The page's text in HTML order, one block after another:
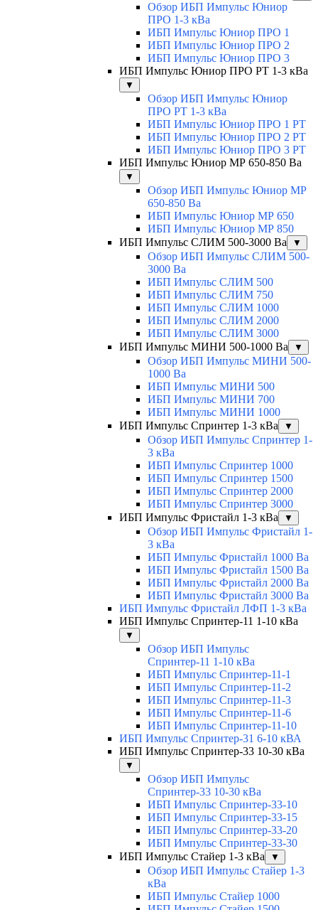
Обзор ИБП Импульс Юниор
ПРО 1-3 кВа
ИБП Импульс Юниор ПРО 1
ИБП Импульс Юниор ПРО 2
ИБП Импульс Юниор ПРО 3
ИБП Импульс Юниор ПРО РТ 1-3 кВа
▼
Обзор ИБП Импульс Юниор
ПРО РТ 1-3 кВа
ИБП Импульс Юниор ПРО 1 РТ
ИБП Импульс Юниор ПРО 2 РТ
ИБП Импульс Юниор ПРО 3 РТ
ИБП Импульс Юниор МР 650-850 Ва
▼
Обзор ИБП Импульс Юниор МР
650-850 Ва
ИБП Импульс Юниор МР 650
ИБП Импульс Юниор МР 850
ИБП Импульс СЛИМ 500-3000 Ва
▼
Обзор ИБП Импульс СЛИМ 500-
3000 Ва
ИБП Импульс СЛИМ 500
ИБП Импульс СЛИМ 750
ИБП Импульс СЛИМ 1000
ИБП Импульс СЛИМ 2000
ИБП Импульс СЛИМ 3000
ИБП Импульс МИНИ 500-1000 Ва
▼
Обзор ИБП Импульс МИНИ 500-
1000 Ва
ИБП Импульс МИНИ 500
ИБП Импульс МИНИ 700
ИБП Импульс МИНИ 1000
ИБП Импульс Спринтер 1-3 кВа
▼
Обзор ИБП Импульс Спринтер 1-
3 кВа
ИБП Импульс Спринтер 1000
ИБП Импульс Спринтер 1500
ИБП Импульс Спринтер 2000
ИБП Импульс Спринтер 3000
ИБП Импульс Фристайл 1-3 кВа
▼
Обзор ИБП Импульс Фристайл 1-
3 кВа
ИБП Импульс Фристайл 1000 Ва
ИБП Импульс Фристайл 1500 Ва
ИБП Импульс Фристайл 2000 Ва
ИБП Импульс Фристайл 3000 Ва
ИБП Импульс Фристайл ЛФП 1-3 кВа
ИБП Импульс Спринтер-11 1-10 кВа
▼
Обзор ИБП Импульс
Спринтер-11 1-10 кВа
ИБП Импульс Спринтер-11-1
ИБП Импульс Спринтер-11-2
ИБП Импульс Спринтер-11-3
ИБП Импульс Спринтер-11-6
ИБП Импульс Спринтер-11-10
ИБП Импульс Спринтер-31 6-10 кВА
ИБП Импульс Спринтер-33 10-30 кВа
▼
Обзор ИБП Импульс
Спринтер-33 10-30 кВа
ИБП Импульс Спринтер-33-10
ИБП Импульс Спринтер-33-15
ИБП Импульс Спринтер-33-20
ИБП Импульс Спринтер-33-30
ИБП Импульс Стайер 1-3 кВа
▼
Обзор ИБП Импульс Стайер 1-3
кВа
ИБП Импульс Стайер 1000